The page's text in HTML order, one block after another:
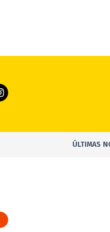
ÚLTIMAS